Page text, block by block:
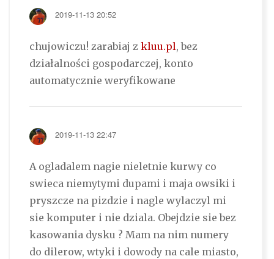
2019-11-13 20:52
chujowiczu! zarabiaj z kluu.pl, bez
działalności gospodarczej, konto
automatycznie weryfikowane
2019-11-13 22:47
A ogladalem nagie nieletnie kurwy co
swieca niemytymi dupami i maja owsiki i
pryszcze na pizdzie i nagle wylaczyl mi
sie komputer i nie dziala. Obejdzie sie bez
kasowania dysku ? Mam na nim numery
do dilerow, wtyki i dowody na cale miasto,